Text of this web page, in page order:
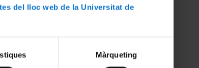
del lloc web de la Universitat de
Màrqueting